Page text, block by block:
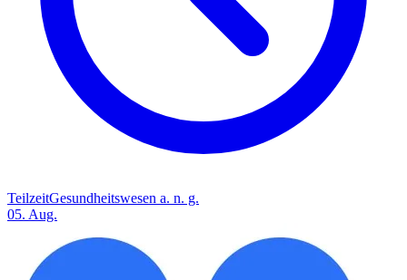
TeilzeitGesundheitswesen a. n. g.
05. Aug.